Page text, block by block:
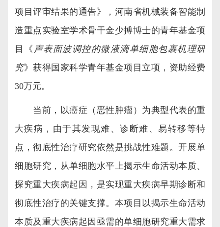
项目评审结果的通告》，河南省机械装备智能制
造重点实验室学术骨干金少搏博士的青年基金项
目《 声表面波调控的微液滴单细胞包裹机理研
究》获得国家科学青年基金项目立项，资助经费
30万元。
当前，以癌症（恶性肿瘤）为典型代表的重
大疾病，由于其发现难、诊断难、易转移等特
点，彻底性治疗研究依然是挑战性难题。开展单
细胞研究，从单细胞水平上揭示生命活动本质、
探究重大疾病起因，是实现重大疾病早期诊断和
彻底性治疗的关键支撑。本项目以揭示生命活动
本质及重大疾病起因亟需的单细胞研究重大需求